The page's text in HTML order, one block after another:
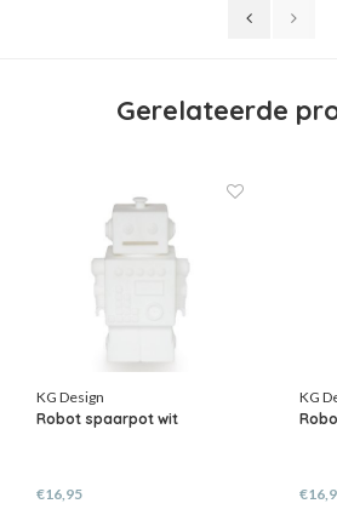
Gerelateerde
KG Design
Robot spaarpot wit
€16,95
KG